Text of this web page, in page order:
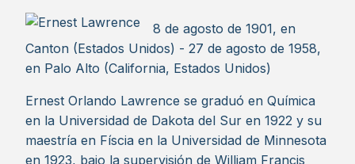
8 de agosto de 1901, en
Canton (Estados Unidos) - 27 de agosto de 1958,
en Palo Alto (California, Estados Unidos)
Ernest Orlando Lawrence se graduó en Química
en la Universidad de Dakota del Sur en 1922 y su
maestría en Físcia en la Universidad de Minnesota
en 1923, bajo la supervisión de William Francis